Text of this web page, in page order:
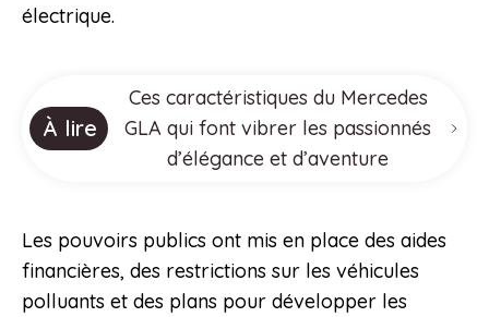
électrique.
À lire
Ces caractéristiques du Mercedes
GLA qui font vibrer les passionnés
d’élégance et d’aventure
Les pouvoirs publics ont mis en place des aides
financières, des restrictions sur les véhicules
polluants et des plans pour développer les